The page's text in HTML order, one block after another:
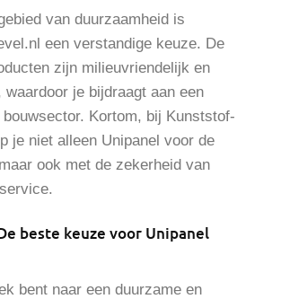
van duurzaamheid is
een verstandige keuze. De
zijn milieuvriendelijk en
waardoor je bijdraagt aan een
Kortom, bij Kunststof-
je niet alleen Unipanel voor de
ook met de zekerheid van
beste keuze voor Unipanel
bent naar een duurzame en